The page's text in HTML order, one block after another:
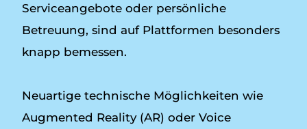
Serviceangebote oder persönliche
Betreuung, sind auf Plattformen besonders
knapp bemessen.
Neuartige technische Möglichkeiten wie
Augmented Reality (AR) oder Voice